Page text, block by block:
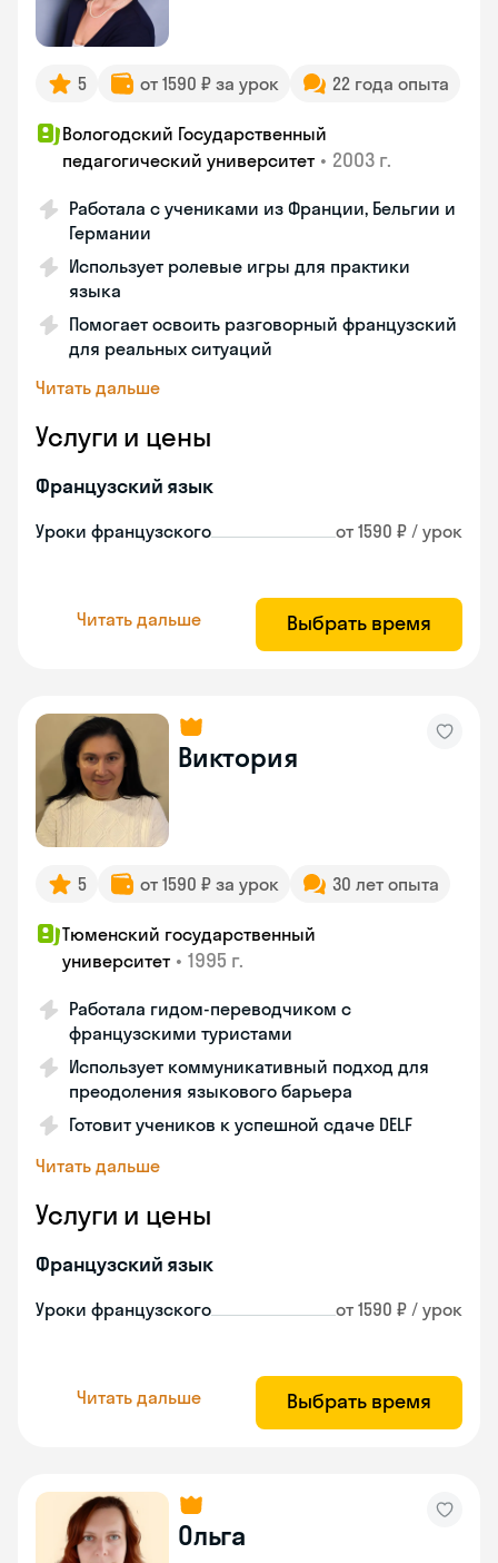
5 от 1590 ₽ за урок 22 года опыта
Вологодский Государственный
педагогический университет • 2003 г.
Работала с учениками из Франции, Бельгии и
Германии
Использует ролевые игры для практики
языка
Помогает освоить разговорный французский
для реальных ситуаций
Читать дальше
Услуги и цены
Французский язык
Уроки французского от 1590 ₽ / урок
Читать дальше Выбрать время
Виктория
5 от 1590 ₽ за урок 30 лет опыта
Тюменский государственный
университет • 1995 г.
Работала гидом-переводчиком с
французскими туристами
Использует коммуникативный подход для
преодоления языкового барьера
Готовит учеников к успешной сдаче DELF
Читать дальше
Услуги и цены
Французский язык
Уроки французского от 1590 ₽ / урок
Читать дальше Выбрать время
Ольга